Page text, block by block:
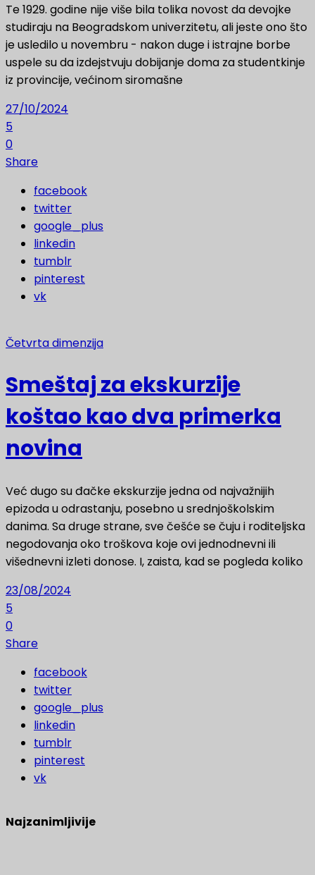
Te 1929. godine nije više bila tolika novost da devojke
studiraju na Beogradskom univerzitetu, ali jeste ono što
je usledilo u novembru - nakon duge i istrajne borbe
uspele su da izdejstvuju dobijanje doma za studentkinje
iz provincije, većinom siromašne
27/10/2024
5
0
Share
facebook
twitter
google_plus
linkedin
tumblr
pinterest
vk
Četvrta dimenzija
Smeštaj za ekskurzije
koštao kao dva primerka
novina
Već dugo su đačke ekskurzije jedna od najvažnijih
epizoda u odrastanju, posebno u srednjoškolskim
danima. Sa druge strane, sve češće se čuju i roditeljska
negodovanja oko troškova koje ovi jednodnevni ili
višednevni izleti donose. I, zaista, kad se pogleda koliko
23/08/2024
5
0
Share
facebook
twitter
google_plus
linkedin
tumblr
pinterest
vk
Najzanimljivije